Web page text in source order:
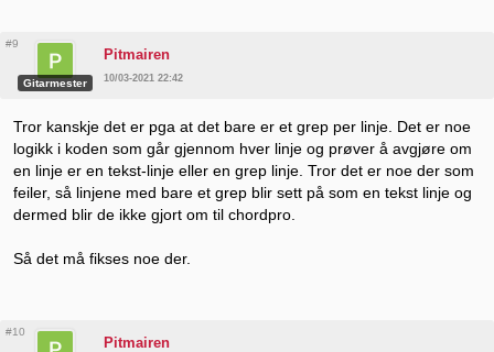
#9
Gitarmester
Pitmairen
10/03-2021 22:42
Tror kanskje det er pga at det bare er et grep per linje. Det er noe
logikk i koden som går gjennom hver linje og prøver å avgjøre om
en linje er en tekst-linje eller en grep linje. Tror det er noe der som
feiler, så linjene med bare et grep blir sett på som en tekst linje og
dermed blir de ikke gjort om til chordpro.
Så det må fikses noe der.
#10
Pitmairen